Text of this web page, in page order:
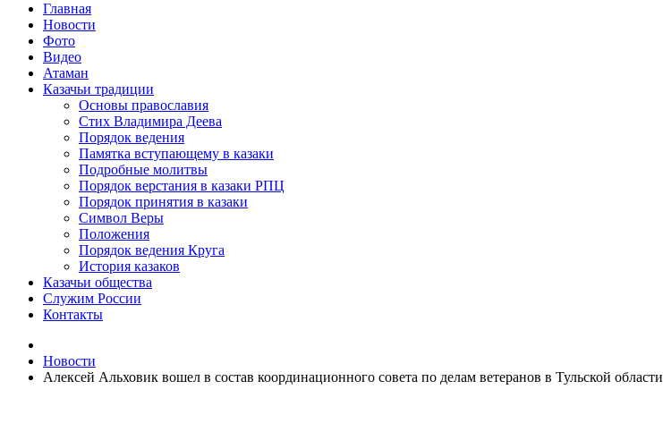
Главная
Новости
Фото
Видео
Атаман
Казачьи традиции
Основы православия
Стих Владимира Деева
Порядок ведения
Памятка вступающему в казаки
Подробные молитвы
Порядок верстания в казаки РПЦ
Порядок принятия в казаки
Символ Веры
Положения
Порядок ведения Круга
История казаков
Казачьи общества
Служим России
Контакты
Новости
Алексей Альховик вошел в состав координационного совета по делам ветеранов в Тульской области